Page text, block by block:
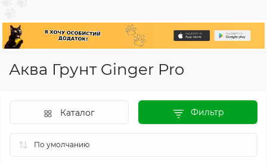
Аква Грунт Ginger Pro
Фильтр
Каталог